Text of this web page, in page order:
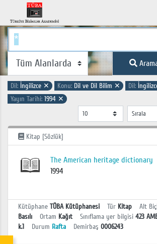
Dil: İngilizce ✕ Konu: Dil ve Dil Bilim ✕ Dil:
Yayın Tarihi: 1994 ✕
Kitap [Sözlük]
The American heritage dictionary
1994
Kütüphane TÜBA Kütüphanesi Tür Kitap Alt
Basılı
Ortam Kağıt Sınıflama yer bilgisi 423
k.1
Durum Rafta Demirbaş 0006243